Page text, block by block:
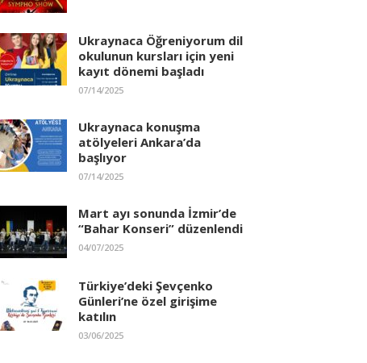
Ukraynaca Öğreniyorum dil
okulunun kursları için yeni
kayıt dönemi başladı
07/14/2025
Ukraynaca konuşma
atölyeleri Ankara’da
başlıyor
07/14/2025
Mart ayı sonunda İzmir’de
“Bahar Konseri” düzenlendi
04/07/2025
Türkiye’deki Şevçenko
Günleri’ne özel girişime
katılın
03/06/2025